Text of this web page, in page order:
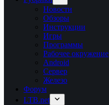
Новости
Обзоры
Инструкции
Игры
Программы
Рабочее окружение
Android
Сервер
Железо
Форум
LTB.net